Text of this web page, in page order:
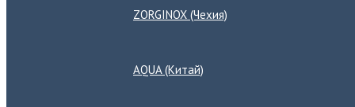
ZORGINOX (Чехия)
AQUA (Китай)